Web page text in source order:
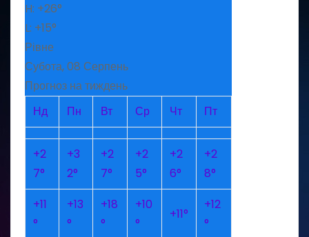
H: +26°
L: +15°
Рівне
Субота, 08 Серпень
Прогноз на тиждень
Нд
Пн Вт Ср Чт Пт
+2
7°
+3
2°
+2
7°
+2
5°
+2
6°
+2
8°
+11
°
+13
°
+18
°
+10
°
+11°
+12
°